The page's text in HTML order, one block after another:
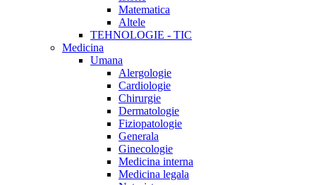
Matematica
Altele
TEHNOLOGIE - TIC
Medicina
Umana
Alergologie
Cardiologie
Chirurgie
Dermatologie
Fiziopatologie
Generala
Ginecologie
Medicina interna
Medicina legala